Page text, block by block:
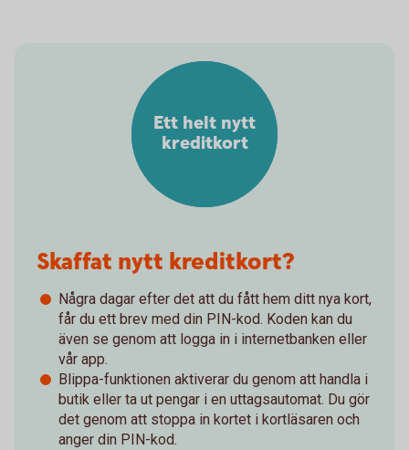
Ett helt nytt
kreditkort
Skaffat nytt kreditkort?
Några dagar efter det att du fått hem ditt nya kort,
får du ett brev med din PIN-kod. Koden kan du
även se genom att logga in i internetbanken eller
vår app.
Blippa-funktionen aktiverar du genom att handla i
butik eller ta ut pengar i en uttagsautomat. Du gör
det genom att stoppa in kortet i kortläsaren och
anger din PIN-kod.